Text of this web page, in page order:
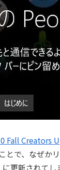
Fall Creators
とで、なぜか
更新されて